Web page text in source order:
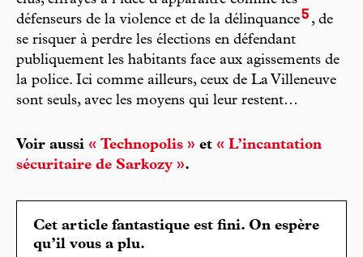
défenseurs de la violence et de la délinquance5 , de
se risquer à perdre les élections en défendant
publiquement les habitants face aux agissements de
la police. Ici comme ailleurs, ceux de La Villeneuve
sont seuls, avec les moyens qui leur restent…
Voir aussi « Technopolis » et « L’incantation
sécuritaire de Sarkozy ».
Cet article fantastique est fini. On espère
qu’il vous a plu.